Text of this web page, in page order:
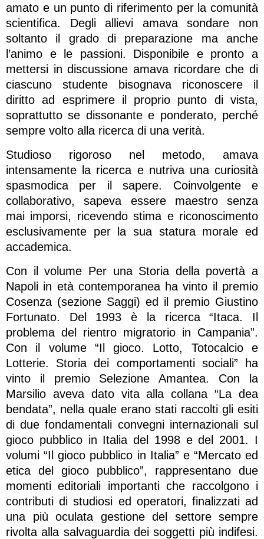
amato e un punto di riferimento per la comunità
scientifica. Degli allievi amava sondare non
soltanto il grado di preparazione ma anche
l’animo e le passioni. Disponibile e pronto a
mettersi in discussione amava ricordare che di
ciascuno studente bisognava riconoscere il
diritto ad esprimere il proprio punto di vista,
soprattutto se dissonante e ponderato, perché
sempre volto alla ricerca di una verità.
Studioso rigoroso nel metodo, amava
intensamente la ricerca e nutriva una curiosità
spasmodica per il sapere. Coinvolgente e
collaborativo, sapeva essere maestro senza
mai imporsi, ricevendo stima e riconoscimento
esclusivamente per la sua statura morale ed
accademica.
Con il volume Per una Storia della povertà a
Napoli in età contemporanea ha vinto il premio
Cosenza (sezione Saggi) ed il premio Giustino
Fortunato. Del 1993 è la ricerca “Itaca. Il
problema del rientro migratorio in Campania”.
Con il volume “Il gioco. Lotto, Totocalcio e
Lotterie. Storia dei comportamenti sociali” ha
vinto il premio Selezione Amantea. Con la
Marsilio aveva dato vita alla collana “La dea
bendata”, nella quale erano stati raccolti gli esiti
di due fondamentali convegni internazionali sul
gioco pubblico in Italia del 1998 e del 2001. I
volumi “Il gioco pubblico in Italia” e “Mercato ed
etica del gioco pubblico”, rappresentano due
momenti editoriali importanti che raccolgono i
contributi di studiosi ed operatori, finalizzati ad
una più oculata gestione del settore sempre
rivolta alla salvaguardia dei soggetti più indifesi.